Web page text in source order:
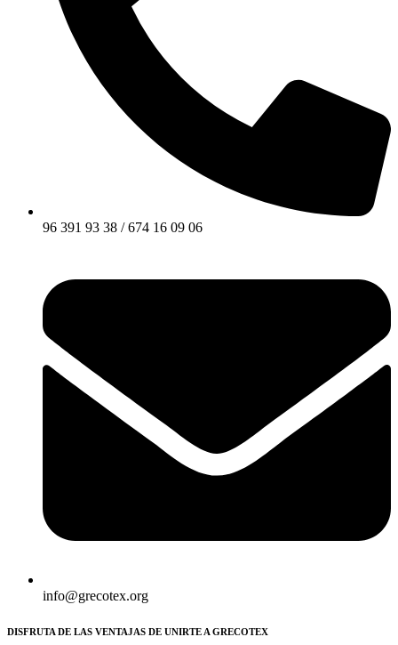
96 391 93 38 / 674 16 09 06
info@grecotex.org
DISFRUTA DE LAS VENTAJAS DE UNIRTE A GRECOTEX